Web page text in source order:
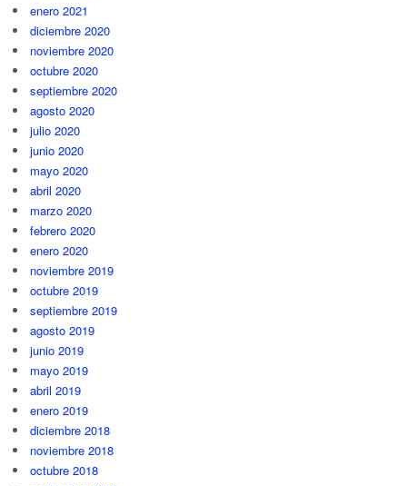
enero 2021
diciembre 2020
noviembre 2020
octubre 2020
septiembre 2020
agosto 2020
julio 2020
junio 2020
mayo 2020
abril 2020
marzo 2020
febrero 2020
enero 2020
noviembre 2019
octubre 2019
septiembre 2019
agosto 2019
junio 2019
mayo 2019
abril 2019
enero 2019
diciembre 2018
noviembre 2018
octubre 2018